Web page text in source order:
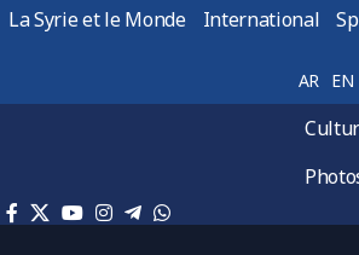
La Syrie et le Monde International
AR EN